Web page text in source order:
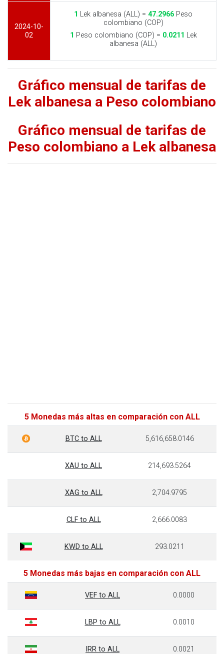
2024-10-
02
1 Lek albanesa (ALL) = 47.2966 Peso
colombiano (COP)
1 Peso colombiano (COP) = 0.0211 Lek
albanesa (ALL)
Gráfico mensual de tarifas de
Lek albanesa a Peso colombiano
Gráfico mensual de tarifas de
Peso colombiano a Lek albanesa
5 Monedas más altas en comparación con ALL
BTC to ALL 5,616,658.0146
XAU to ALL 214,693.5264
XAG to ALL 2,704.9795
CLF to ALL 2,666.0083
KWD to ALL 293.0211
5 Monedas más bajas en comparación con ALL
VEF to ALL 0.0000
LBP to ALL 0.0010
IRR to ALL 0.0021